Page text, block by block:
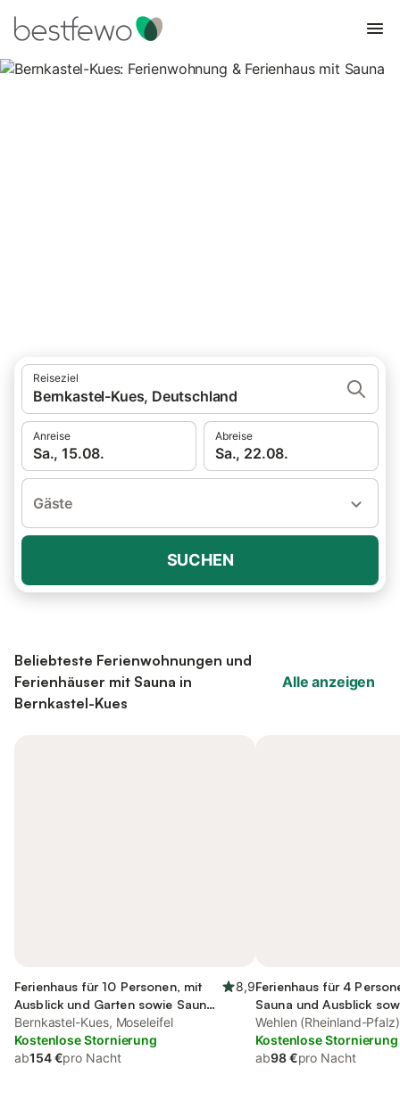
Reiseziel
Bernkastel-Kues, Deutschland
Anreise
Sa., 15.08.
Abreise
Sa., 22.08.
Gäste
SUCHEN
Beliebteste Ferienwohnungen und
Ferienhäuser mit Sauna in
Bernkastel-Kues
Alle anzeigen
Ferienhaus für 10 Personen, mit
Ausblick und Garten sowie Sauna,
mit Haustier
8,9
Bernkastel-Kues, Moseleifel
Kostenlose Stornierung
ab154 €pro Nacht
Ferienhaus für 4
Sauna und Ausblick
mit Haustier
Wehlen (Rheinland-
Kues
Kostenlose Stornierung
ab98 €pro Nacht